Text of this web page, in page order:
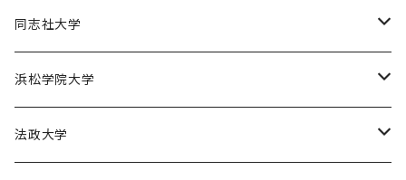
園田学園大学陸上競技部
園田学園大学バスケットボール部
天理大学男子バスケットボール部
天理大学女子バスケットボール部
天理大学男子バレーボール部
同志社大学
同志社大学体育会バスケットボール部
同志社大学体育会サッカー部
浜松学院大学
浜松学院大学男子バスケットボール部
法政大学